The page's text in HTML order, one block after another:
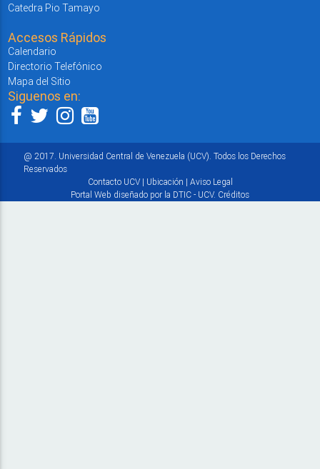
Catedra Pio Tamayo
Accesos Rápidos
Calendario
Directorio Telefónico
Mapa del Sitio
Siguenos en:
@ 2017. Universidad Central de Venezuela (UCV). Todos los Derechos
Reservados
Contacto UCV| Ubicación | Aviso Legal
Portal Web diseñado por la DTIC - UCV. Créditos